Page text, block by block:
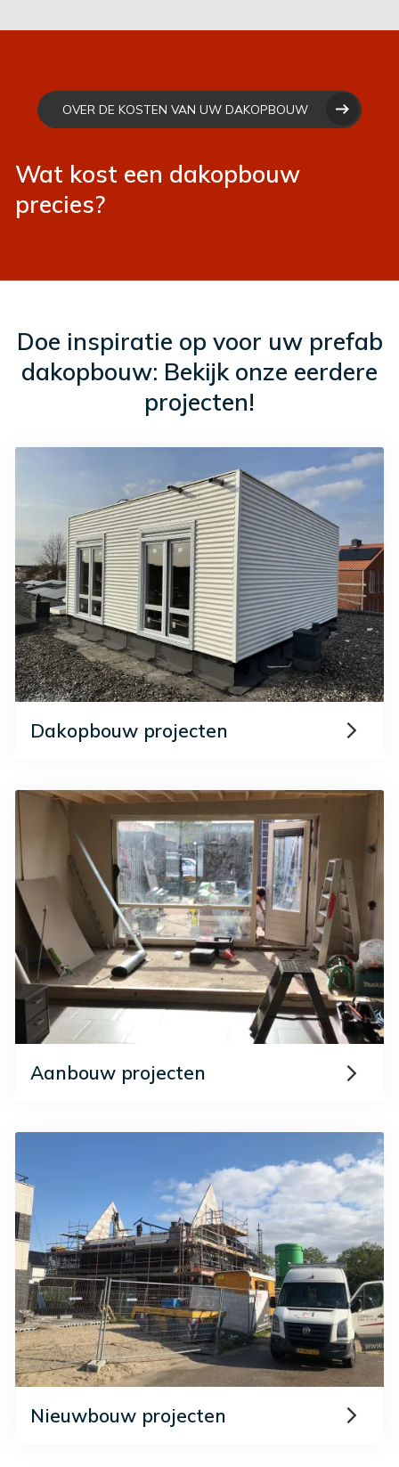
Wat kost een dakopbouw
precies?
OVER DE KOSTEN VAN UW DAKOPBOUW
Doe inspiratie op voor uw prefab
dakopbouw: Bekijk onze eerdere
projecten!
Dakopbouw projecten
Aanbouw projecten
Nieuwbouw projecten